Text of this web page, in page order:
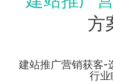
方
建站推广营销获客-
行业